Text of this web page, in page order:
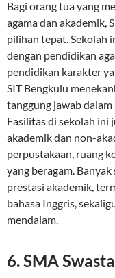
Bagi orang tua yang
agama dan akademik,
pilihan tepat. Sekolah
dengan pendidikan
pendidikan karakter
SIT Bengkulu
tanggung jawab
Fasilitas di sekolah ini
akademik dan non-
perpustakaan, ruang
yang beragam.
prestasi akademik,
bahasa Inggris,
mendalam.
6. SMA